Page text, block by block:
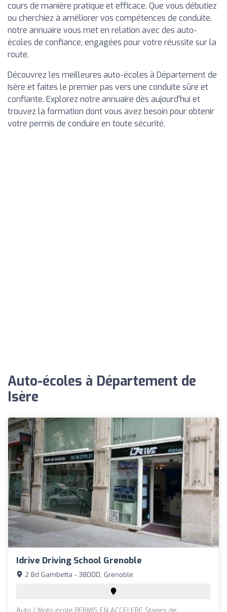
cours de manière pratique et efficace. Que vous débutiez
ou cherchiez à améliorer vos compétences de conduite,
notre annuaire vous met en relation avec des auto-
écoles de confiance, engagées pour votre réussite sur la
route.
Découvrez les meilleures auto-écoles à Département de
Isère et faites le premier pas vers une conduite sûre et
confiante. Explorez notre annuaire dès aujourd'hui et
trouvez la formation dont vous avez besoin pour obtenir
votre permis de conduire en toute sécurité.
Auto-écoles à Département de
Isère
Idrive Driving School Grenoble
2 Bd Gambetta - 38000, Grenoble
Auto / Moto école PERMIS EN ACCELERE Stages de